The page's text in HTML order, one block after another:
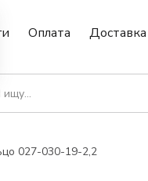
Оплата Доставка
027-030-19-2,2